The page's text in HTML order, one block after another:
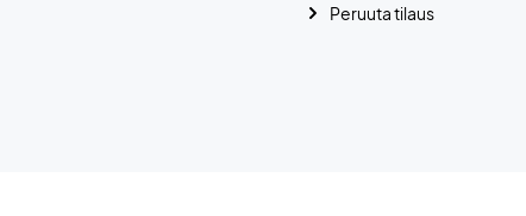
Peruuta tilaus